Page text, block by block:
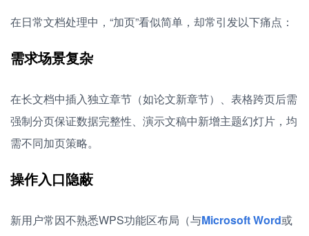
在日常文档处理中，“加页”看似简单，却常引发以下痛点：
需求场景复杂
在长文档中插入独立章节（如论文新章节）、表格跨页后需
强制分页保证数据完整性、演示文稿中新增主题幻灯片，均
需不同加页策略。
操作入口隐蔽
新用户常因不熟悉WPS功能区布局（与Microsoft Word或